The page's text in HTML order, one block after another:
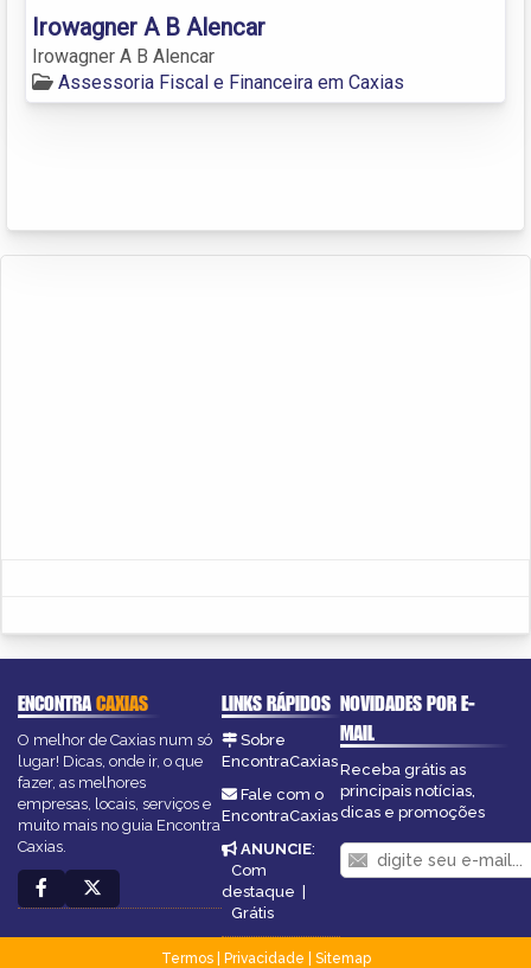
Irowagner A B Alencar
Irowagner A B Alencar
Assessoria Fiscal e Financeira em Caxias
ENCONTRACAXIAS
O melhor de Caxias num só
lugar! Dicas, onde ir, o que
fazer, as melhores
empresas, locais, serviços e
muito mais no guia Encontra
Caxias.
LINKS RÁPIDOS
Sobre
EncontraCaxias
Fale com o
EncontraCaxias
ANUNCIE:
Com
destaque |
Grátis
NOVIDADES POR E-
MAIL
Receba grátis as
principais notícias,
dicas e promoções
Termos| Privacidade
Sitemap